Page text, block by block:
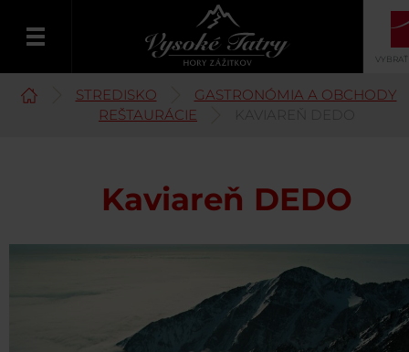
Slovenčina
STREDISKO
GASTRONÓMIA A OBCHODY
REŠTAURÁCIE
KAVIAREŇ DEDO
Kaviareň DEDO